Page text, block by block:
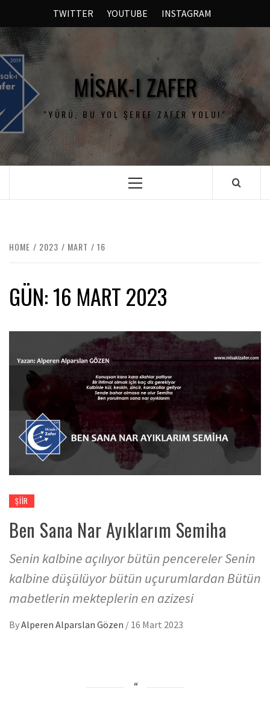
TWITTER YOUTUBE INSTAGRAM
MISAK-I ZAFER
"YÜRÜ, BU YOL ŞEREF ZAFER YOLU!"
HOME 2023 MART 16
GÜN:16 MART 2023
ŞIIR
Ben Sana Nar Ayıklarım Semiha
Senin kalbine açılıyor bütün pencereler Senin
kalbine düşülüyor bütün uçurumlardan Bütün
mabetlerin mekteplerin en azizesi
ByAlperen Alparslan Gözen / 16 Mart 2023